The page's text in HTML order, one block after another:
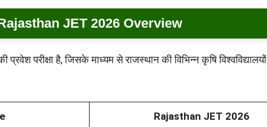
JET 2026 Overview
परीक्षा है, जिसके माध्यम से राजस्थान की विभिन्न कृषि
Rajasthan JET 2026